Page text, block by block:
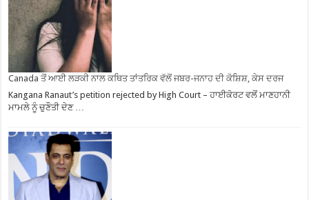
Canada ਤੋਂ ਆਈ ਲੜਕੀ ਨਾਲ ਕਥਿਤ ਤਾਂਤਰਿਕ ਵੱਲੋਂ ਜਬਰ-ਜਨਾਹ ਦੀ ਕੋਸ਼ਿਸ਼, ਕੇਸ ਦਰਜ
Kangana Ranaut’s petition rejected by High Court – ਹਾਈਕੋਰਟ ਵਲੋਂ ਮਾਣਹਾਨੀ
ਮਾਮਲੇ ਨੂੰ ਚੁਣੌਤੀ ਦੇਣ …